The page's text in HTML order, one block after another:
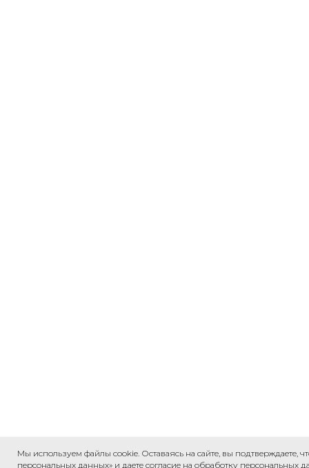
Мы используем файлы cookie. Оставаясь на сайте, вы подтверждаете,
персональных данных» и даете согласие на обработку